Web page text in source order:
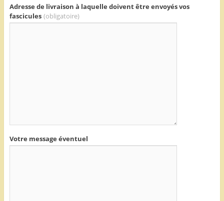
Adresse de livraison à laquelle doivent être envoyés vos
fascicules (obligatoire)
Votre message éventuel